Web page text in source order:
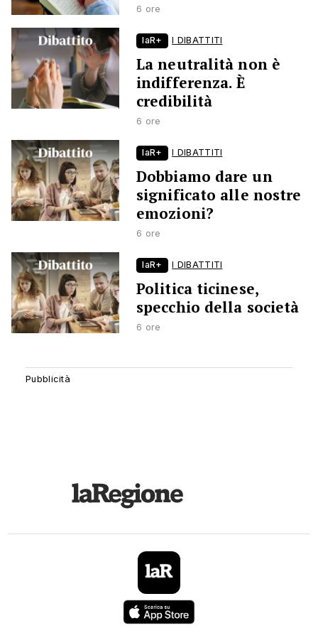
6 ore
laR+ I DIBATTITI
La neutralità non è
indifferenza. È
credibilità
6 ore
laR+ I DIBATTITI
Dobbiamo dare un
significato alle nostre
emozioni?
6 ore
laR+ I DIBATTITI
Politica ticinese,
specchio della società
6 ore